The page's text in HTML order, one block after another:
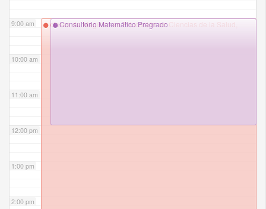
9:00 am
10:00 am
11:00 am
12:00 pm
1:00 pm
2:00 pm
clases de Magíster en Educación en Ciencias de la Salud,
Consultorio Matemático Pregrado